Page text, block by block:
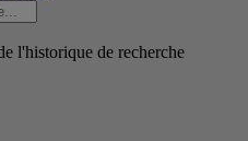
l'historique de recherche